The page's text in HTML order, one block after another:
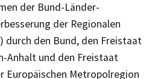
der Bund-Länder-
der Regionalen
durch den Bund, den Freistaat
Anhalt und den Freistaat
Europäischen Metropolregion